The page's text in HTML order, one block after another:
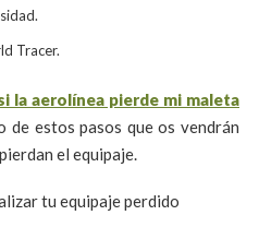
Tracer.
la aerolínea pierde mi maleta
de estos pasos que os vendrán
el equipaje.